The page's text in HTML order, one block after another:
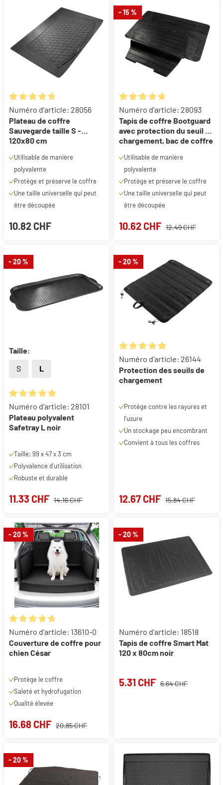
Note moyenne de 4.8 sur 5 étoiles
Numéro d'article: 28056
Plateau de coffre
Sauvegarde taille S -
120x80 cm
Utilisable de manière
polyvalente
Protège et préserve le coffre
Une taille universelle qui peut
être découpée
10.82 CHF
- 15 %
Note moyenne de 4.8 sur 5
Numéro d'article: 28093
Tapis de coffre Bootguard
avec protection du seuil de
chargement, bac de coffre
protection de pare-chocs
120x76x39cm
Utilisable de manière
polyvalente
Protège et préserve le coffre
Une taille universelle qui peut
être découpée
10.62 CHF 12.49 CHF
- 20 %
Taille:
S
L
Note moyenne de 4.98 sur 5 étoiles
Numéro d'article: 28101
Plateau polyvalent
Safetray L noir
Taille: 99 x 47 x 3 cm
Polyvalence d'utilisation
Robuste et durable
11.33 CHF 14.16 CHF
- 20 %
Note moyenne de 4.89 sur 5
Numéro d'article: 26144
Protection des seuils de
chargement
Protège contre les rayures et
l'usure
Un stockage peu encombrant
Convient à tous les coffres
12.67 CHF 15.84 CHF
- 20 %
Note moyenne de 4.75 sur 5 étoiles
Numéro d'article: 13610-0
Couverture de coffre pour
chien César
Protège le coffre
Saleté et hydrofugation
Qualité élevée
16.68 CHF 20.85 CHF
- 20 %
Numéro d'article: 18518
Tapis de coffre Smart Mat
120 x 80cm noir
5.31 CHF 6.64 CHF
- 20 %